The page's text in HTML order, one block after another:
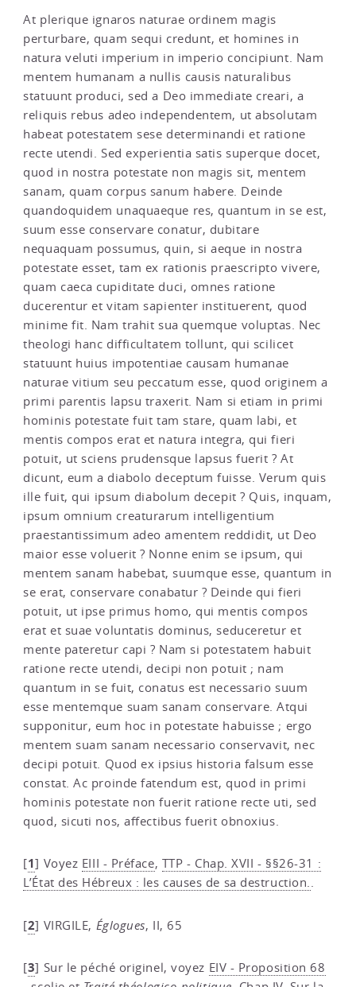
At plerique ignaros naturae ordinem magis
perturbare, quam sequi credunt, et homines in
natura veluti imperium in imperio concipiunt. Nam
mentem humanam a nullis causis naturalibus
statuunt produci, sed a Deo immediate creari, a
reliquis rebus adeo independentem, ut absolutam
habeat potestatem sese determinandi et ratione
recte utendi. Sed experientia satis superque docet,
quod in nostra potestate non magis sit, mentem
sanam, quam corpus sanum habere. Deinde
quandoquidem unaquaeque res, quantum in se est,
suum esse conservare conatur, dubitare
nequaquam possumus, quin, si aeque in nostra
potestate esset, tam ex rationis praescripto vivere,
quam caeca cupiditate duci, omnes ratione
ducerentur et vitam sapienter instituerent, quod
minime fit. Nam trahit sua quemque voluptas. Nec
theologi hanc difficultatem tollunt, qui scilicet
statuunt huius impotentiae causam humanae
naturae vitium seu peccatum esse, quod originem a
primi parentis lapsu traxerit. Nam si etiam in primi
hominis potestate fuit tam stare, quam labi, et
mentis compos erat et natura integra, qui fieri
potuit, ut sciens prudensque lapsus fuerit ? At
dicunt, eum a diabolo deceptum fuisse. Verum quis
ille fuit, qui ipsum diabolum decepit ? Quis, inquam,
ipsum omnium creaturarum intelligentium
praestantissimum adeo amentem reddidit, ut Deo
maior esse voluerit ? Nonne enim se ipsum, qui
mentem sanam habebat, suumque esse, quantum in
se erat, conservare conabatur ? Deinde qui fieri
potuit, ut ipse primus homo, qui mentis compos
erat et suae voluntatis dominus, seduceretur et
mente pateretur capi ? Nam si potestatem habuit
ratione recte utendi, decipi non potuit ; nam
quantum in se fuit, conatus est necessario suum
esse mentemque suam sanam conservare. Atqui
supponitur, eum hoc in potestate habuisse ; ergo
mentem suam sanam necessario conservavit, nec
decipi potuit. Quod ex ipsius historia falsum esse
constat. Ac proinde fatendum est, quod in primi
hominis potestate non fuerit ratione recte uti, sed
quod, sicuti nos, affectibus fuerit obnoxius.
[1] Voyez EIII - Préface, TTP - Chap. XVII - §§26-31 :
L’État des Hébreux : les causes de sa destruction..
[2] VIRGILE, Églogues, II, 65
[3] Sur le péché originel, voyez EIV - Proposition 68